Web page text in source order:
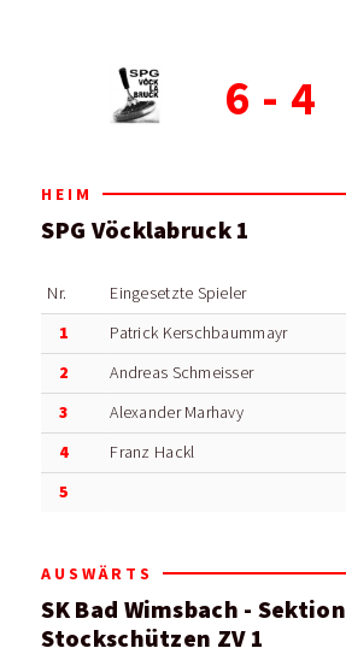
6 - 4
HEIM
SPG Vöcklabruck 1
Nr. Eingesetzte Spieler
1 Patrick Kerschbaummayr
2 Andreas Schmeisser
3 Alexander Marhavy
4 Franz Hackl
5
AUSWÄRTS
SK Bad Wimsbach - Sektion
Stockschützen ZV 1